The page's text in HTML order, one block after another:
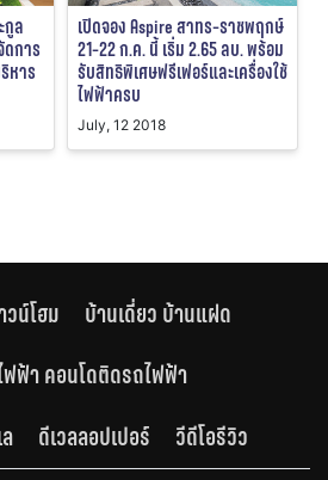
กูล
การ
หาร
เปิดจอง Aspire สาทร-ราชพฤกษ์
21-22 ก.ค. นี้ เริ่ม 2.65 ลบ. พร้อม
รับสิทธิพิเศษฟรีเฟอร์และเครื่องใช้
ไฟฟ้าครบ
July, 12 2018
วน์โฮม
บ้านเดี่ยว บ้านแฝด
ฟฟ้า คอนโดติดรถไฟฟ้า
ดีเวลลอปเปอร์ วีดีโอรีวิว